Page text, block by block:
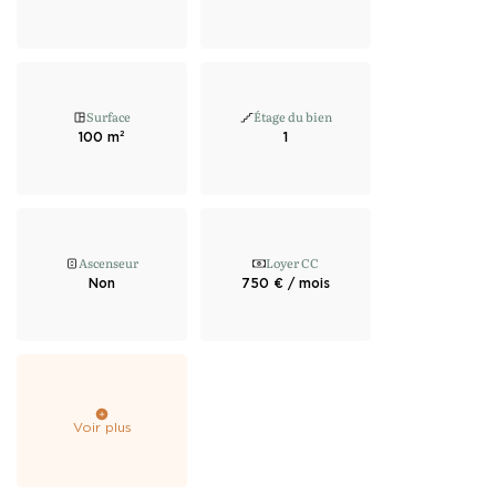
Surface
100 m²
Étage du bien
1
Ascenseur
Non
Loyer CC
750 € / mois
Voir plus